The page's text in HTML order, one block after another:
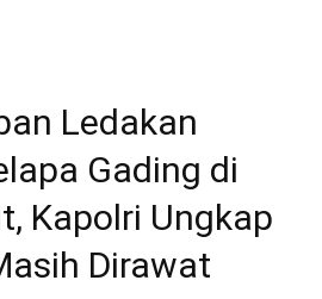
Ledakan
Gading di
Kapolri Ungkap
Dirawat